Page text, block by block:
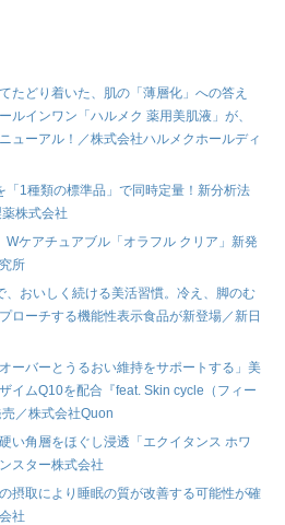
たどり着いた、肌の「薄層化」への答え
ルインワン「ハルメク 薬用美肌液」が、
ューアル！／株式会社ハルメクホールディ
「1種類の標準品」で同時定量！新分析法
株式会社
ケアチュアブル「オラフル クリア」新発
所
おいしく続ける美活習慣。冷え、脚のむ
ローチする機能性表示食品が新登場／新日
ーバーとうるおい維持をサポートする」美
イムQ10を配合『feat. Skin cycle（フィー
／株式会社Quon
い角層をほぐし浸透「エクイタンス ホワ
スター株式会社
摂取により睡眠の質が改善する可能性が確
社